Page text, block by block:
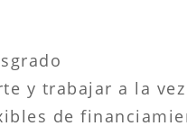
y trabajar a la vez
de